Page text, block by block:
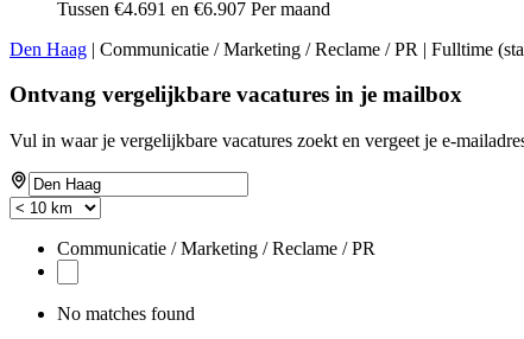
Tussen €4.691 en €6.907 Per maand
Den Haag | Communicatie / Marketing / Reclame / PR | Fulltime
Ontvang vergelijkbare vacatures in je mailbox
Vul in waar je vergelijkbare vacatures zoekt en vergeet je e-
Communicatie / Marketing / Reclame / PR
No matches found